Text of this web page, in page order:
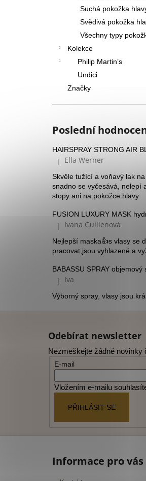
Suchá pokožka
Svědivá pokožka
Všechny typy
Kolekce
Philip Martin’s
Undici
Značky
Poslední
Hodnocení produktu je 5 z 5
| Ella Werner
Skvěle tužící a voňavý lak
snadno se vyčesává, nelepí
stopy ani na pokožce hlavy
Hodnocení produktu je 5 z 5
| Ivana Guillenová
Nejlepší maska👍s vlasy se
pracovat,jsou vyhlazené a
BABASSU SPRAY objemový
Hodnocení produktu je 5 z 5
| Iva
Výborný spray, vlasy jsou
Odebírat newsletter
Nezmeškejte žádné novinky
E-mail
Vložením e-mailu
PŘIHLÁSIT SE
Informace pro vás